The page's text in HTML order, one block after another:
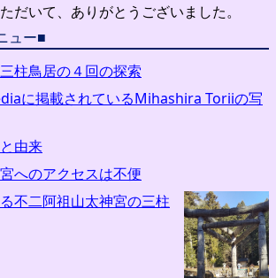
だいて、ありがとうございました。
ュー■
柱鳥居の４回の探索
に掲載されているMihashira Toriiの写
由来
へのアクセスは不便
不二阿祖山太神宮の三柱